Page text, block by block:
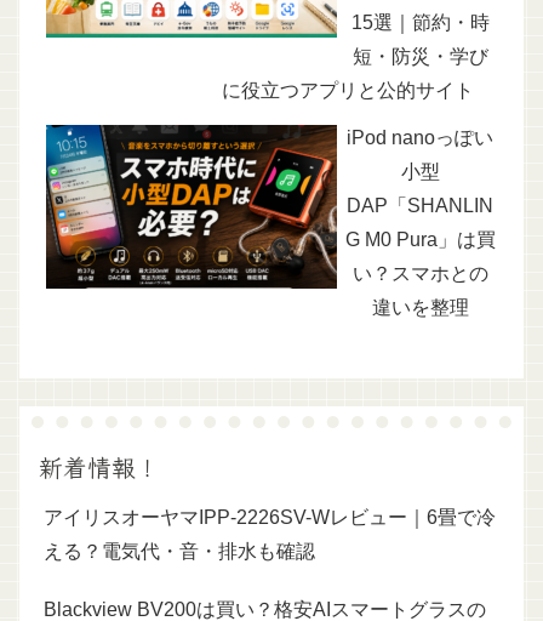
15選｜節約・時
短・防災・学び
に役立つアプリと公的サイト
iPod nanoっぽい
小型
DAP「SHANLIN
G M0 Pura」は買
い？スマホとの
違いを整理
新着情報！
アイリスオーヤマIPP-2226SV-Wレビュー｜6畳で冷
える？電気代・音・排水も確認
Blackview BV200は買い？格安AIスマートグラスの